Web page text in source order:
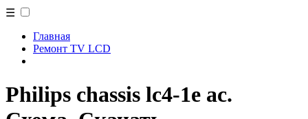
☰
Главная
Ремонт TV LCD
Philips chassis lc4-1e ac.